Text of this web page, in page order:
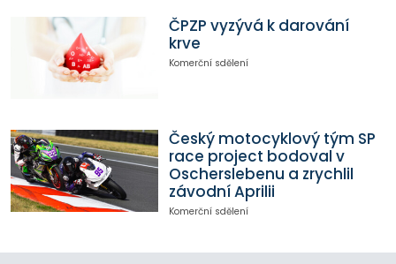
ČPZP vyzývá k darování
krve
Komerční sdělení
Český motocyklový tým SP
race project bodoval v
Oscherslebenu a zrychlil
závodní Aprilii
Komerční sdělení